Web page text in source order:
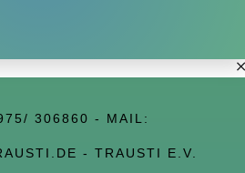
306860 - MAIL:
- TRAUSTI E.V.